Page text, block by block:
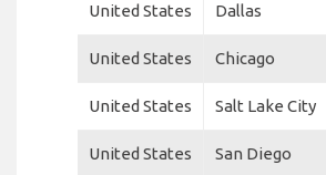
United States Dallas
United States Chicago
United States Salt Lake City
United States San Diego